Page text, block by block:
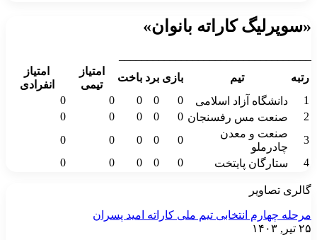
«سوپرلیگ کاراته بانوان»
رتبه
تیم بازی برد باخت
امتیاز
تیمی
امتیاز
انفرادی
1
دانشگاه آزاد اسلامی 0
0
0
0
0
2
صنعت مس رفسنجان 0
0
0
0
0
3
صنعت و معدن
چادرملو
0
0
0
0
0
4
ستارگان پایتخت 0
0
0
0
0
گالری تصاویر
مرحله چهارم انتخابی تیم ملی کاراته امید پسران
۲۵ تیر, ۱۴۰۳